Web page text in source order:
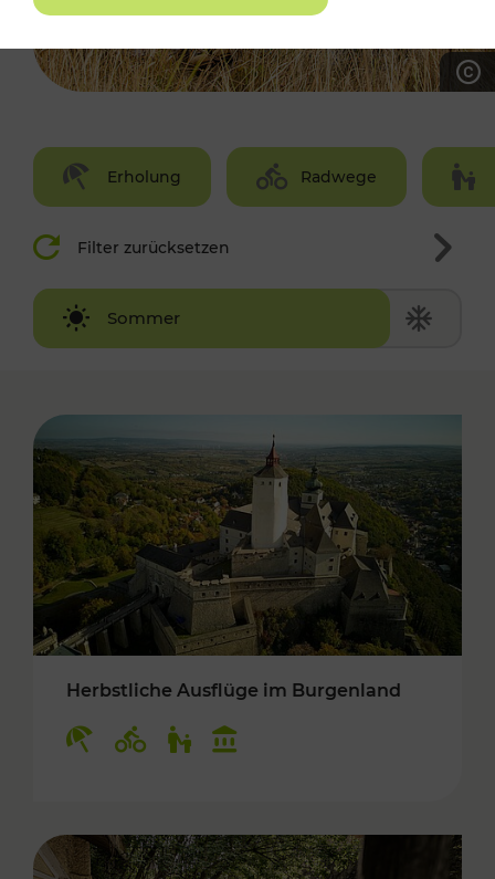
Erholung Radwege
Filter zurücksetzen
Sommer
Winter
Herbstliche Ausflüge im Burgenland